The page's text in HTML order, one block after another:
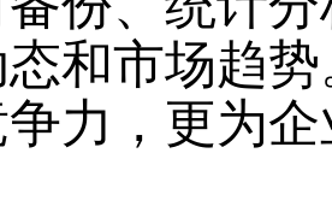
和市场趋
力，更为